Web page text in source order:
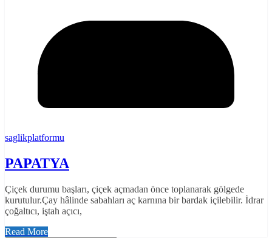
saglikplatformu
PAPATYA
Çiçek durumu başları, çiçek açmadan önce toplanarak gölgede
kurutulur.Çay hâlinde sabahları aç karnına bir bardak içilebilir. İdrar
çoğaltıcı, iştah açıcı,
Read More